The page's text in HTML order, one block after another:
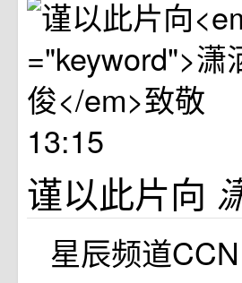
13:15
谨以此片向
星辰频道CCN